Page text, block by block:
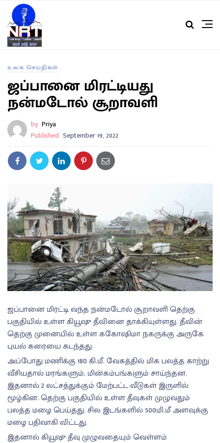
உலக செய்திகள்
ஜப்பானை மிரட்டியது
நன்மடோல் சூறாவளி
by Priya
Published September 19, 2022
ஜப்பானை மிரட்டி வந்த நன்மடோல் சூறாவளி தெற்கு
பகுதியில் உள்ள கியூஷு தீவினை தாக்கியுள்ளது. தீவின்
தெற்கு முனையில் உள்ள ககோஷிமா நகருக்கு அருகே
புயல் கரையை கடந்தது.
அப்போது மணிக்கு 180 கி.மீ. வேகத்தில் மிக பலத்த காற்று
வீசியதால் மரங்களும், மின்கம்பங்களும் சாய்ந்தன.
இதனால் 2 லட்சத்துக்கும் மேற்பட்ட வீடுகள் இருளில்
மூழ்கின. தெற்கு பகுதியில் உள்ள தீவுகள் முழுவதும்
பலத்த மழை பெய்தது. சில இடங்களில் 500மி.மீ அளவுக்கு
மழை பதிவாகி விட்டது.
இதனால் கியூஷு தீவு முழுவதையும் வெள்ளம்